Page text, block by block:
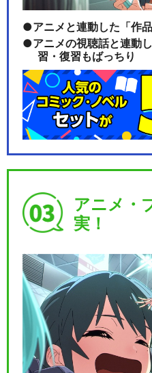
アニメと連動した「作
アニメの視聴話と連動
習・復習もばっちり
アニメ・
実！